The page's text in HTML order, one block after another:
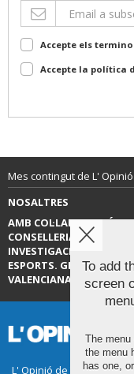
Accepte els
Accepte la política
Mes contingut de L'
NOSALTRES
AMB COL·LABORACIÓ DE
CONSELLERIA
INVESTIGACIÓ, CULTURA I
ESPORTS. GENERALITAT
VALENCIANA.
L' Opinió de Torrent |
To add
screen
The
the menu
has one,
Aviso
lista de
nuestra